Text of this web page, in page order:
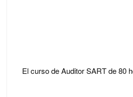
El curso de Auditor SART de 80